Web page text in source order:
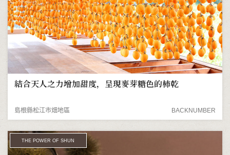
結合天人之力增加甜度，呈現麥芽糖色的柿乾
島根縣松江市畑地區 BACKNUMBER
THE POWER OF SHUN